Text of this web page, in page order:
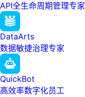
API全生命周期管理专家
DataArts
数据敏捷治理专家
QuickBot
高效率数字化员工